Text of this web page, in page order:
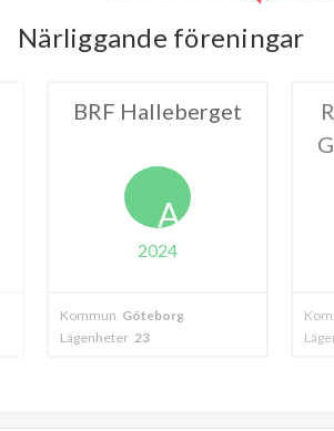
Närliggande föreningar
Riksbyggen BRF
Göteborgshus nr
Kommun